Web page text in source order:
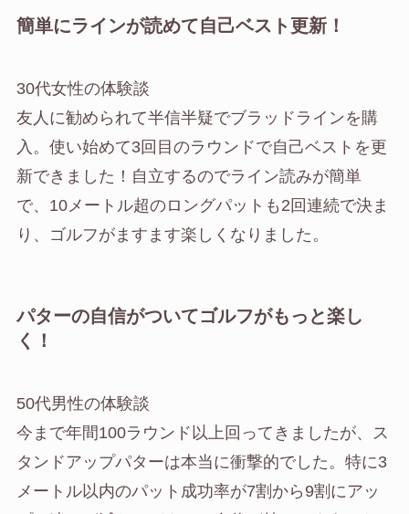
簡単にラインが読めて自己ベスト更新！
30代女性の体験談
友人に勧められて半信半疑でブラッドラインを購
入。使い始めて3回目のラウンドで自己ベストを更
新できました！自立するのでライン読みが簡単
で、10メートル超のロングパットも2回連続で決ま
り、ゴルフがますます楽しくなりました。
パターの自信がついてゴルフがもっと楽し
く！
50代男性の体験談
今まで年間100ラウンド以上回ってきましたが、ス
タンドアップパターは本当に衝撃的でした。特に3
メートル以内のパット成功率が7割から9割にアッ